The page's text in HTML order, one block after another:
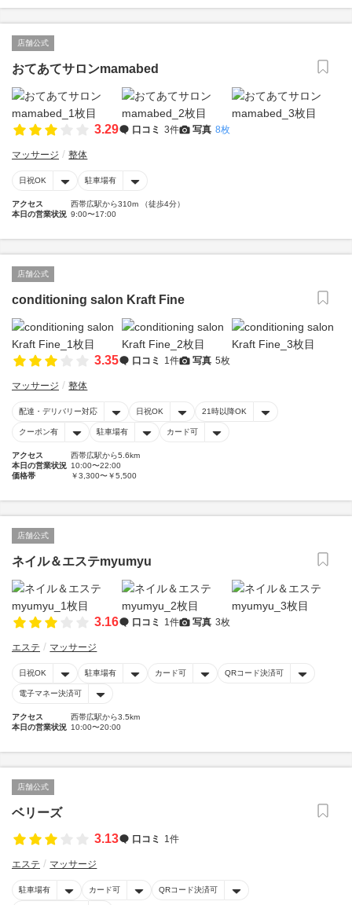
店舗公式
おてあてサロンmamabed
3.29 口コミ 3件 写真 8枚
マッサージ 整体
日祝OK 駐車場有
アクセス
西帯広駅から310m （徒歩4分）
本日の営業状況 9:00〜17:00
店舗公式
conditioning salon Kraft Fine
3.35 口コミ 1件 写真 5枚
マッサージ 整体
配達・デリバリー対応 日祝OK 21時以降OK
クーポン有 駐車場有 カード可
アクセス
西帯広駅から5.6km
本日の営業状況 10:00〜22:00
価格帯
￥3,300〜￥5,500
店舗公式
ネイル＆エステmyumyu
3.16 口コミ 1件 写真 3枚
エステ マッサージ
日祝OK 駐車場有 カード可 QRコード決済可
電子マネー決済可
アクセス
西帯広駅から3.5km
本日の営業状況 10:00〜20:00
店舗公式
ベリーズ
3.13
口コミ 1件
エステ マッサージ
駐車場有 カード可 QRコード決済可